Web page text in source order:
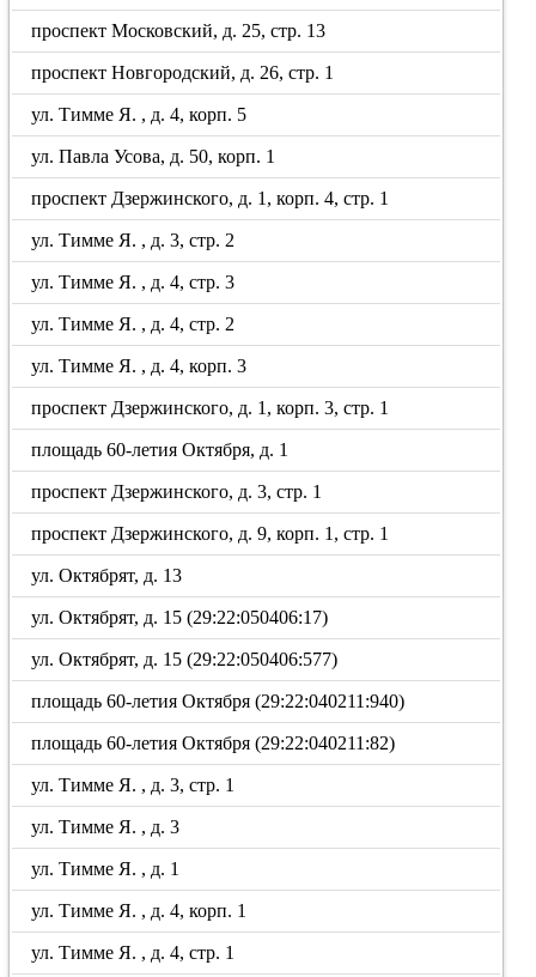
проспект Московский, д. 25, стр. 13
проспект Новгородский, д. 26, стр. 1
ул. Тимме Я. , д. 4, корп. 5
ул. Павла Усова, д. 50, корп. 1
проспект Дзержинского, д. 1, корп. 4, стр. 1
ул. Тимме Я. , д. 3, стр. 2
ул. Тимме Я. , д. 4, стр. 3
ул. Тимме Я. , д. 4, стр. 2
ул. Тимме Я. , д. 4, корп. 3
проспект Дзержинского, д. 1, корп. 3, стр. 1
площадь 60-летия Октября, д. 1
проспект Дзержинского, д. 3, стр. 1
проспект Дзержинского, д. 9, корп. 1, стр. 1
ул. Октябрят, д. 13
ул. Октябрят, д. 15 (29:22:050406:17)
ул. Октябрят, д. 15 (29:22:050406:577)
площадь 60-летия Октября (29:22:040211:940)
площадь 60-летия Октября (29:22:040211:82)
ул. Тимме Я. , д. 3, стр. 1
ул. Тимме Я. , д. 3
ул. Тимме Я. , д. 1
ул. Тимме Я. , д. 4, корп. 1
ул. Тимме Я. , д. 4, стр. 1